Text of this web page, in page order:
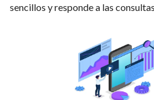
sencillos y responde a las